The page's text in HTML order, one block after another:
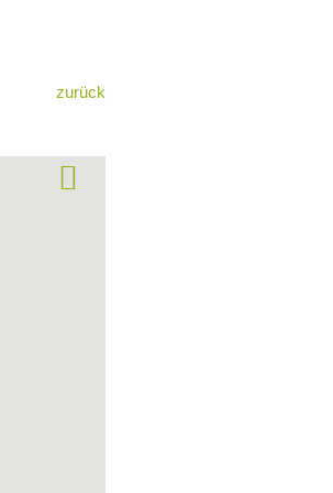
zurück